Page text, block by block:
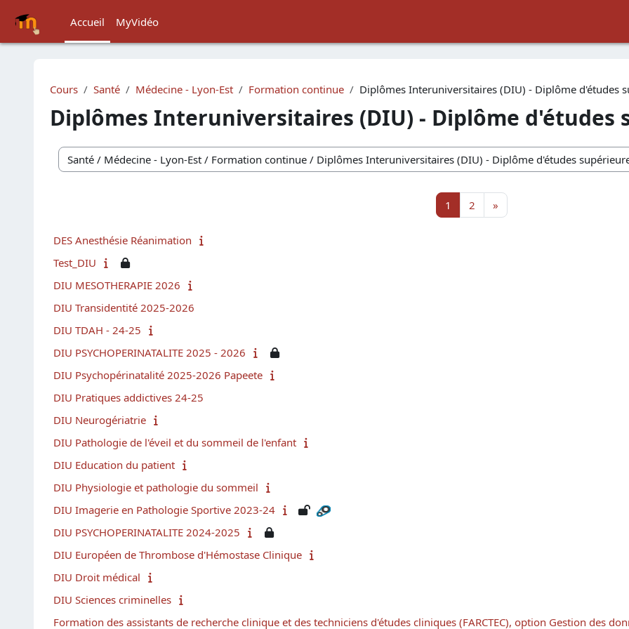
Accueil
MyVidéo
Cours Santé Médecine - Lyon-Est Formation continue Diplômes Interuniversitaires (DIU) - Diplôme d'études
Diplômes Interuniversitaires (DIU) - Diplôme d'études
Catégories de cours
1 Page 1
2 Page 2
»
DES Anesthésie Réanimation
Test_DIU
DIU MESOTHERAPIE 2026
DIU Transidentité 2025-2026
DIU TDAH - 24-25
DIU PSYCHOPERINATALITE 2025 - 2026
DIU Psychopérinatalité 2025-2026 Papeete
DIU Pratiques addictives 24-25
DIU Neurogériatrie
DIU Pathologie de l'éveil et du sommeil de l'enfant
DIU Education du patient
DIU Physiologie et pathologie du sommeil
DIU Imagerie en Pathologie Sportive 2023-24
DIU PSYCHOPERINATALITE 2024-2025
DIU Européen de Thrombose d'Hémostase Clinique
DIU Droit médical
DIU Sciences criminelles
Formation des assistants de recherche clinique et des techniciens d'études cliniques (FARCTEC), option Gestion des